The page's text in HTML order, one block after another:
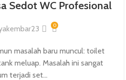
Sedot WC Profesional
0
masalah baru muncul: toilet
meluap. Masalah ini sangat
terjadi set...